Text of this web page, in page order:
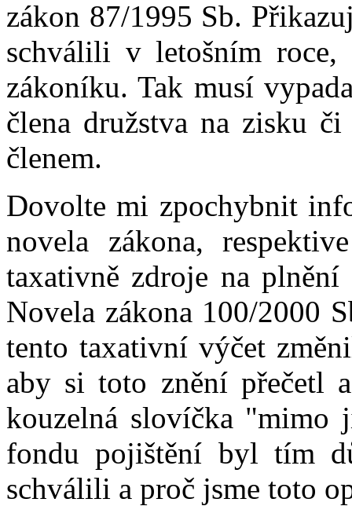
zákon 87/1995 Sb.
schválili v letošním
zákoníku. Tak musí
člena družstva na zisku
členem.
Dovolte mi zpochybnit
novela zákona,
taxativně zdroje na
Novela zákona 100/2000
tento taxativní výčet
aby si toto znění přečetl
kouzelná slovíčka "mimo
fondu pojištění byl tím
schválili a proč jsme toto